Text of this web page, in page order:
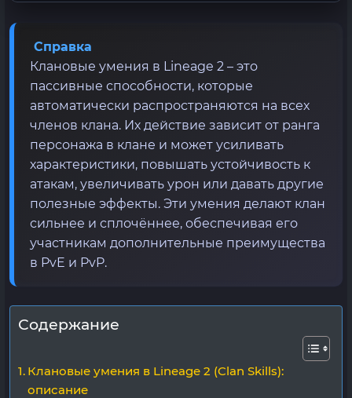
Справка
Клановые умения в Lineage 2 – это
пассивные способности, которые
автоматически распространяются на всех
членов клана. Их действие зависит от ранга
персонажа в клане и может усиливать
характеристики, повышать устойчивость к
атакам, увеличивать урон или давать другие
полезные эффекты. Эти умения делают клан
сильнее и сплочённее, обеспечивая его
участникам дополнительные преимущества
в PvE и PvP.
Содержание
Клановые умения в Lineage 2 (Clan Skills):
описание